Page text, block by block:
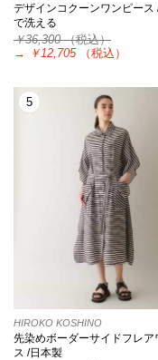
デザインコクーンワンピース
で洗える
￥36,300（税込）
→
￥12,705 （税込）
5
HIROKO KOSHINO
先染めボーダーサイドフレア
ス /日本製